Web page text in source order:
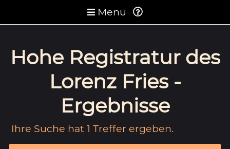
Menü
Hohe Registratur des
Lorenz Fries -
Ergebnisse
Ihre Suche hat 1 Treffer ergeben.